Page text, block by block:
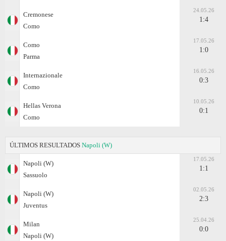
Cremonese
Como
24.05.26
1:4
Como
Parma
17.05.26
1:0
Internazionale
Como
16.05.26
0:3
Hellas Verona
Como
10.05.26
0:1
ÚLTIMOS RESULTADOS Napoli (W)
Napoli (W)
Sassuolo
17.05.26
1:1
Napoli (W)
Juventus
02.05.26
2:3
Milan
Napoli (W)
25.04.26
0:0